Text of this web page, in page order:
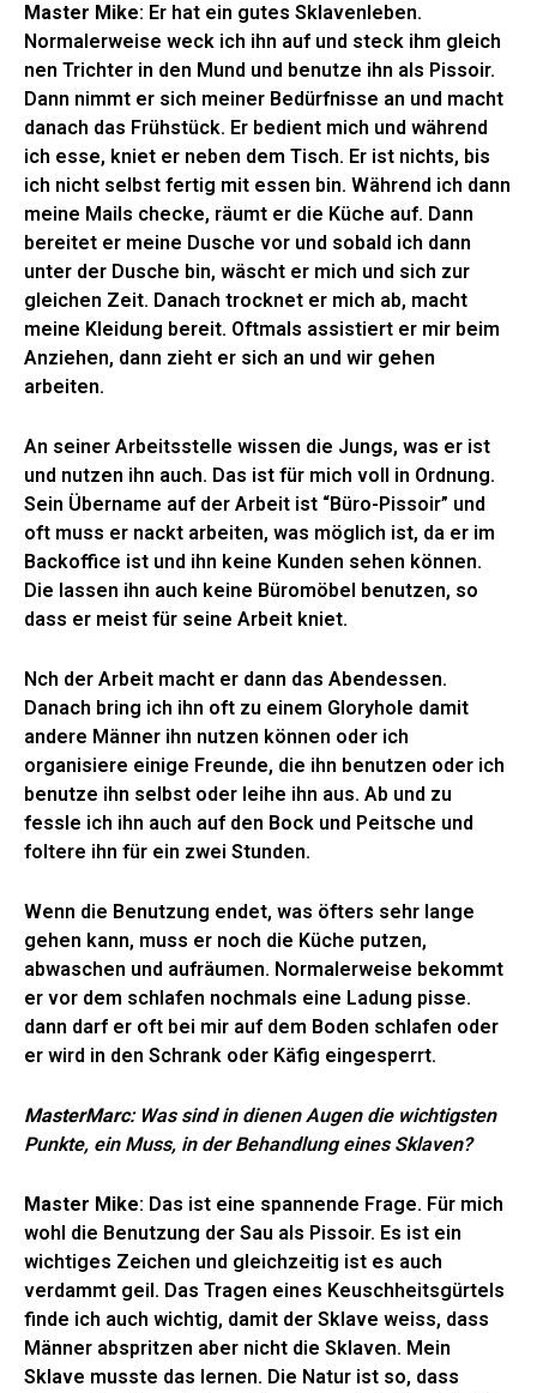
Master Mike: Er hat ein gutes Sklavenleben.
Normalerweise weck ich ihn auf und steck ihm gleich
nen Trichter in den Mund und benutze ihn als Pissoir.
Dann nimmt er sich meiner Bedürfnisse an und macht
danach das Frühstück. Er bedient mich und während
ich esse, kniet er neben dem Tisch. Er ist nichts, bis
ich nicht selbst fertig mit essen bin. Während ich dann
meine Mails checke, räumt er die Küche auf. Dann
bereitet er meine Dusche vor und sobald ich dann
unter der Dusche bin, wäscht er mich und sich zur
gleichen Zeit. Danach trocknet er mich ab, macht
meine Kleidung bereit. Oftmals assistiert er mir beim
Anziehen, dann zieht er sich an und wir gehen
arbeiten.
An seiner Arbeitsstelle wissen die Jungs, was er ist
und nutzen ihn auch. Das ist für mich voll in Ordnung.
Sein Übername auf der Arbeit ist “Büro-Pissoir” und
oft muss er nackt arbeiten, was möglich ist, da er im
Backoffice ist und ihn keine Kunden sehen können.
Die lassen ihn auch keine Büromöbel benutzen, so
dass er meist für seine Arbeit kniet.
Nch der Arbeit macht er dann das Abendessen.
Danach bring ich ihn oft zu einem Gloryhole damit
andere Männer ihn nutzen können oder ich
organisiere einige Freunde, die ihn benutzen oder ich
benutze ihn selbst oder leihe ihn aus. Ab und zu
fessle ich ihn auch auf den Bock und Peitsche und
foltere ihn für ein zwei Stunden.
Wenn die Benutzung endet, was öfters sehr lange
gehen kann, muss er noch die Küche putzen,
abwaschen und aufräumen. Normalerweise bekommt
er vor dem schlafen nochmals eine Ladung pisse.
dann darf er oft bei mir auf dem Boden schlafen oder
er wird in den Schrank oder Käfig eingesperrt.
MasterMarc: Was sind in dienen Augen die wichtigsten
Punkte, ein Muss, in der Behandlung eines Sklaven?
Master Mike: Das ist eine spannende Frage. Für mich
wohl die Benutzung der Sau als Pissoir. Es ist ein
wichtiges Zeichen und gleichzeitig ist es auch
verdammt geil. Das Tragen eines Keuschheitsgürtels
finde ich auch wichtig, damit der Sklave weiss, dass
Männer abspritzen aber nicht die Sklaven. Mein
Sklave musste das lernen. Die Natur ist so, dass